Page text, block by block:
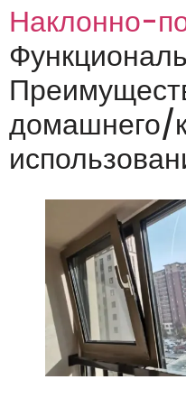
Наклонно-
домашнего/